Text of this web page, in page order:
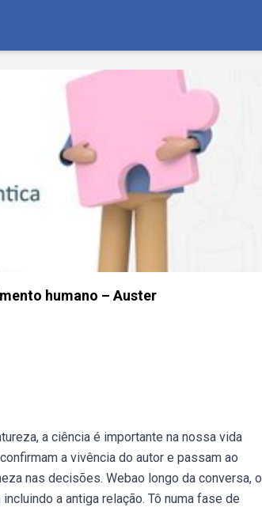
humano – Auster
a ciência é importante na nossa vida
a vivência do autor e passam ao
nas decisões. Webao longo da conversa, o
a antiga relação. Tô numa fase de